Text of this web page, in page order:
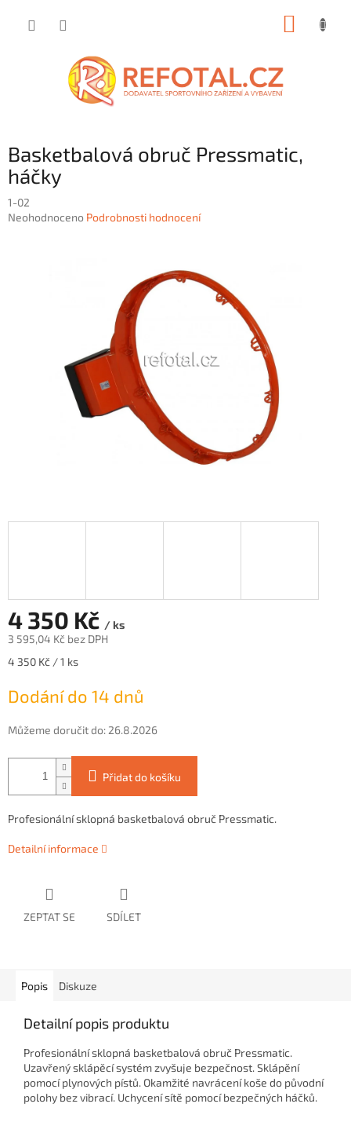
Basketbalová obruč Pressmatic,
háčky
1-02
Průměrné
Neohodnoceno Podrobnosti hodnocení
4 350 Kč / ks
3 595,04 Kč bez DPH
Měrná
4 350 Kč / 1 ks
Dodání do 14 dnů
Můžeme doručit do: 26.8.2026
Přidat do košíku
Profesionální sklopná basketbalová obruč Pressmatic.
Detailní informace
ZEPTAT SE SDÍLET
Popis Diskuze
Detailní popis produktu
Profesionální sklopná basketbalová obruč Pressmatic.
Uzavřený sklápěcí systém zvyšuje bezpečnost. Sklápění
pomocí plynových pístů. Okamžité navrácení koše do původní
polohy bez vibrací. Uchycení sítě pomocí bezpečných háčků.